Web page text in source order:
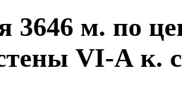
3646 м. по
VI-А к.